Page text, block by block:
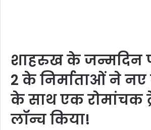
शाहरुख के जन्मदिन
2 के निर्माताओं ने
के साथ एक रोमांचक
लॉन्च किया!